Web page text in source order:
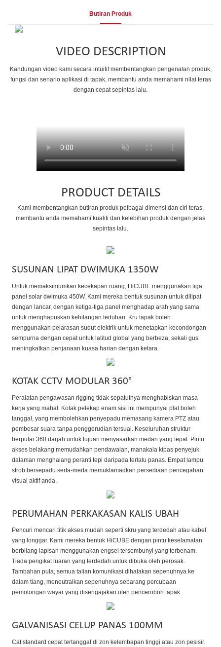
Butiran Produk
VIDEO DESCRIPTION
Kandungan video kami secara intuitif membentangkan pengenalan produk,
fungsi dan senario aplikasi di tapak, membantu anda memahami nilai teras
dengan cepat sepintas lalu.
PRODUCT DETAILS
Kami membentangkan butiran produk pelbagai dimensi dan ciri teras,
membantu anda memahami kualiti dan kelebihan produk dengan jelas
sepintas lalu.
SUSUNAN LIPAT DWIMUKA 1350W
Untuk memaksimumkan kecekapan ruang, HiCUBE menggunakan tiga
panel solar dwimuka 450W. Kami mereka bentuk susunan untuk dilipat
dengan lancar, dengan ketiga-tiga panel menghadap arah yang sama
untuk menghapuskan kehilangan teduhan. Kru tapak boleh
menggunakan pelarasan sudut elektrik untuk menetapkan kecondongan
sempurna dengan cepat untuk latitud global yang berbeza, sekali gus
meningkatkan penjanaan kuasa harian dengan ketara.
KOTAK CCTV MODULAR 360°
Peralatan pengawasan rigging tidak sepatutnya menghabiskan masa
kerja yang mahal. Kotak pelekap enam sisi ini mempunyai plat boleh
tanggal, yang membolehkan penyepadu memasang kamera PTZ atau
pembesar suara tanpa penggerudian tersuai. Keseluruhan struktur
berputar 360 darjah untuk tujuan menyasarkan medan yang tepat. Pintu
akses belakang memudahkan pendawaian, manakala kipas penyejuk
dalaman menghalang peranti tepi daripada terlalu panas. Empat lampu
strob bersepadu serta-merta memuktamadkan persediaan pencegahan
visual aktif anda.
PERUMAHAN PERKAKASAN KALIS UBAH
Pencuri mencari titik akses mudah seperti skru yang terdedah atau kabel
yang longgar. Kami mereka bentuk HiCUBE dengan pintu keselamatan
berbilang lapisan menggunakan engsel tersembunyi yang terbenam.
Tiada pengikat luaran yang terdedah untuk dibuka oleh perosak.
Tambahan pula, semua talian komunikasi dihalakan sepenuhnya ke
dalam tiang, meneutralkan sepenuhnya sebarang percubaan
pemotongan wayar yang disengajakan oleh penceroboh tapak.
GALVANISASI CELUP PANAS 100ΜM
Cat standard cepat tertanggal di zon kelembapan tinggi atau zon pesisir.